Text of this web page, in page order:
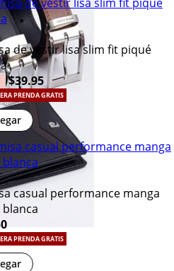
de vestir lisa slim fit piqué
$39.95
PRENDA GRATIS
casual performance manga
PRENDA GRATIS